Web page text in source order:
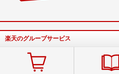
楽天のグループサービス